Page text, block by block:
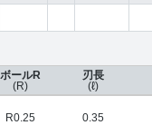
ボールR
(R)
R0.25
刃長
(ℓ)
0.35